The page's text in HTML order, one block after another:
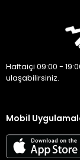
Haftaiçi 09:00 -
ulaşabilirsiniz.
Mobil